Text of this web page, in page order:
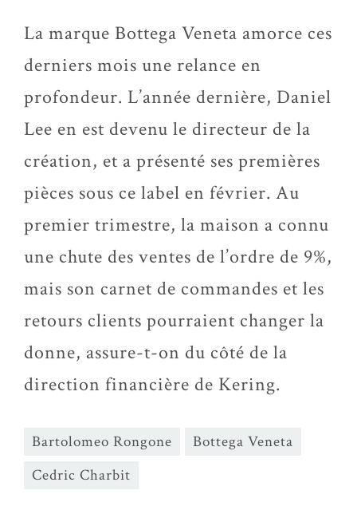
La marque Bottega Veneta amorce ces
derniers mois une relance en
profondeur. L’année dernière, Daniel
Lee en est devenu le directeur de la
création, et a présenté ses premières
pièces sous ce label en février. Au
premier trimestre, la maison a connu
une chute des ventes de l’ordre de 9%,
mais son carnet de commandes et les
retours clients pourraient changer la
donne, assure-t-on du côté de la
direction financière de Kering.
Bartolomeo Rongone
Bottega Veneta
Cedric Charbit